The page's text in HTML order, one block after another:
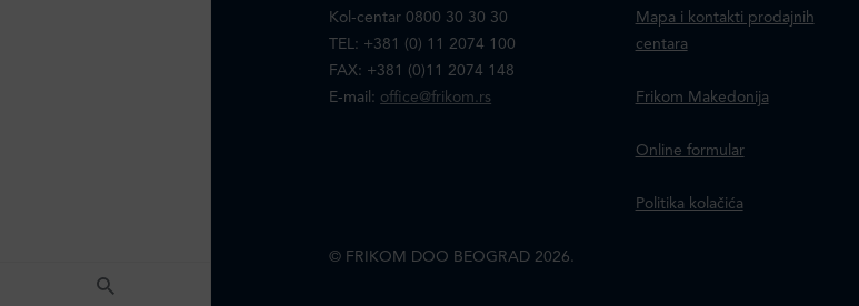
Kol-centar 0800 30 30 30
TEL: +381 (0) 11 2074 100
FAX: +381 (0)11 2074 148
E-mail: office@frikom.rs
Mapa i kontakti prodajnih
centara
Frikom Makedonija
Online formular
Politika kolačića
© FRIKOM DOO BEOGRAD 2026.